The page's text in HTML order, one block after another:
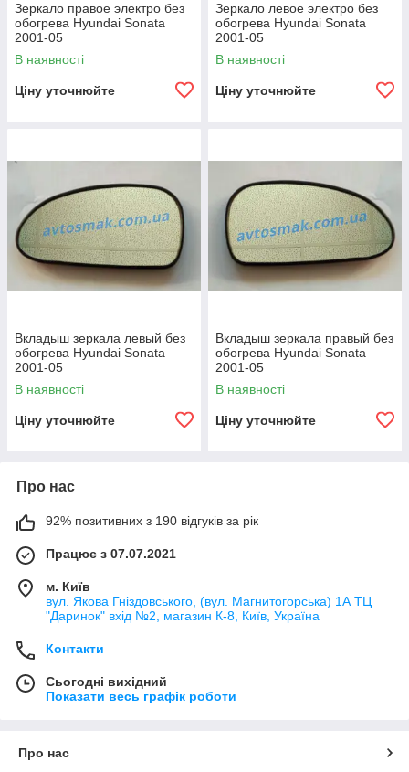
Зеркало правое электро без
обогрева Hyundai Sonata
2001-05
В наявності
Ціну уточнюйте
Зеркало левое электро без
обогрева Hyundai Sonata
2001-05
В наявності
Ціну уточнюйте
Вкладыш зеркала левый без
обогрева Hyundai Sonata
2001-05
В наявності
Ціну уточнюйте
Вкладыш зеркала правый без
обогрева Hyundai Sonata
2001-05
В наявності
Ціну уточнюйте
Про нас
92% позитивних з 190 відгуків за рік
Працює з 07.07.2021
м. Київ
вул. Якова Гніздовського, (вул. Магнитогорська) 1А ТЦ
"Даринок" вхід №2, магазин К-8, Київ, Україна
Контакти
Сьогодні вихідний
Показати весь графік роботи
Про нас